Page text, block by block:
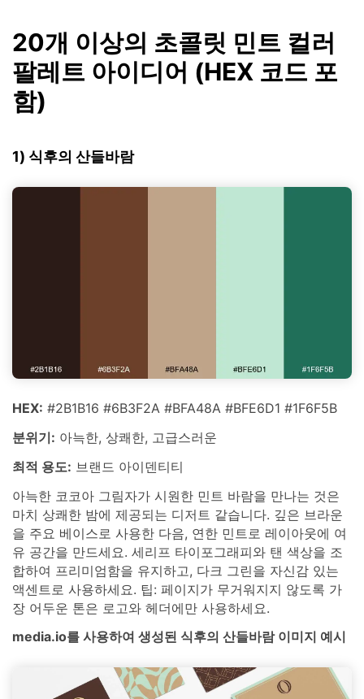
20개 이상의 초콜릿 민트 컬러
팔레트 아이디어 (HEX 코드 포
함)
1) 식후의 산들바람
HEX: #2B1B16 #6B3F2A #BFA48A #BFE6D1 #1F6F5B
분위기: 아늑한, 상쾌한, 고급스러운
최적 용도: 브랜드 아이덴티티
아늑한 코코아 그림자가 시원한 민트 바람을 만나는 것은
마치 상쾌한 밤에 제공되는 디저트 같습니다. 깊은 브라운
을 주요 베이스로 사용한 다음, 연한 민트로 레이아웃에 여
유 공간을 만드세요. 세리프 타이포그래피와 탠 색상을 조
합하여 프리미엄함을 유지하고, 다크 그린을 자신감 있는
액센트로 사용하세요. 팁: 페이지가 무거워지지 않도록 가
장 어두운 톤은 로고와 헤더에만 사용하세요.
media.io를 사용하여 생성된 식후의 산들바람 이미지 예시